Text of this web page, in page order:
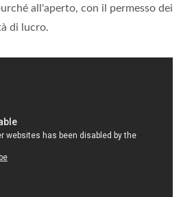
all'aperto, con il permesso dei
di lucro.